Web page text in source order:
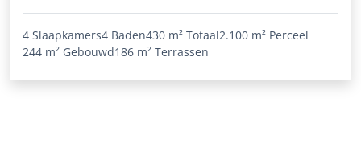
4 Slaapkamers4 Baden430 m² Totaal2.100 m² Perceel
244 m² Gebouwd186 m² Terrassen